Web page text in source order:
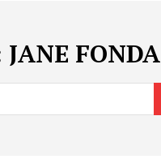
JANE FONDA